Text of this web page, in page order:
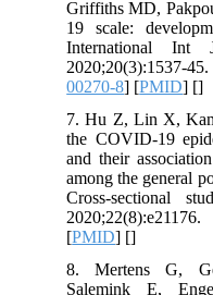
Griffiths MD,
19 scale:
International
2020;20(3):1537-
00270-8] [PMID] [
7. Hu Z, Lin X,
the COVID-19
and their
among the general
Cross-sectional
[PMID] [
8. Mertens G,
Salemink E,